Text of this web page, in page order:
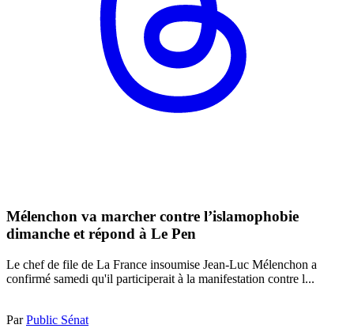
Mélenchon va marcher contre l’islamophobie
dimanche et répond à Le Pen
Le chef de file de La France insoumise Jean-Luc Mélenchon a
confirmé samedi qu'il participerait à la manifestation contre l...
ParPublic Sénat